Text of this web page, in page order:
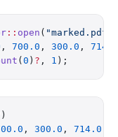
:: open ( "marked.pdf"
, 700.0 , 300.0 , 714.0
( 0 ) ? , 1 );
)
, 300.0 , 714.0